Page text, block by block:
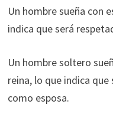
Un hombre sueña con
indica que será
Un hombre soltero
reina, lo que indica que
como esposa.